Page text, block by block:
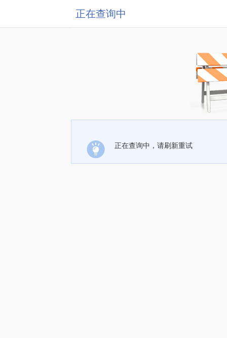
正在查询中
正在查询中，请刷新重试